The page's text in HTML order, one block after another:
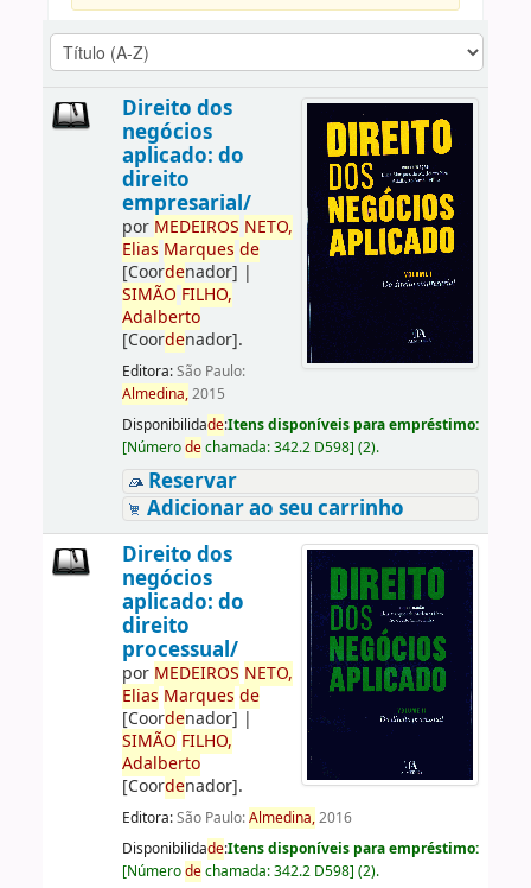
Direito dos
negócios
aplicado: do
direito
empresarial/
por MEDEIROS NETO,
Elias Marques de
[Coordenador] |
SIMÃO FILHO,
Adalberto
[Coordenador].
Editora:São Paulo:
Almedina,2015
Disponibilidade:Itens disponíveis para empréstimo:
[Númerodechamada:342.2 D598] (2).
Reservar
Adicionar ao seu carrinho
Direito dos
negócios
aplicado: do
direito
processual/
por MEDEIROS NETO,
Elias Marques de
[Coordenador] |
SIMÃO FILHO,
Adalberto
[Coordenador].
Editora:São Paulo:Almedina,2016
Disponibilidade:Itens disponíveis para empréstimo:
[Númerodechamada:342.2 D598] (2).